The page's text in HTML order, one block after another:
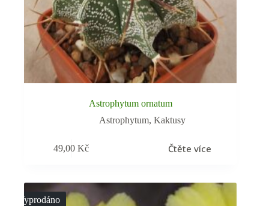
Astrophytum ornatum
Astrophytum,Kaktusy
49,00Kč Čtěte více
Vyprodáno